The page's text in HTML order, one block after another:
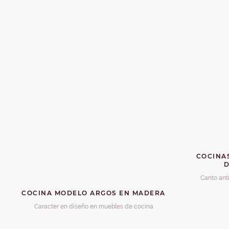
COCINA MODELO ARGOS EN MADERA
Caracter en diseño en muebles de cocina
Canto